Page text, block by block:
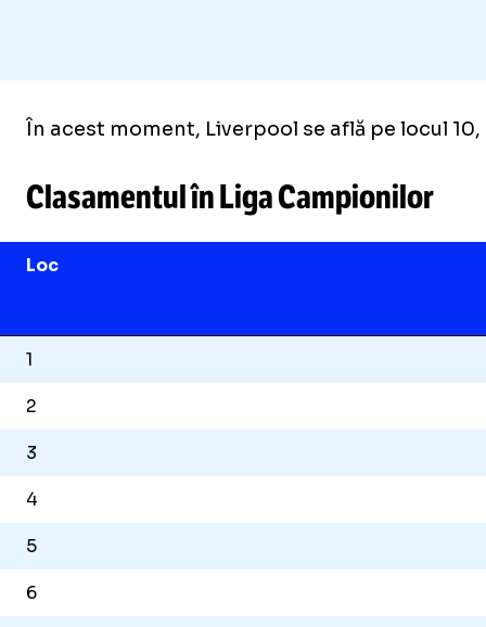
În acest moment, Liverpool se află pe locul
Clasamentul în Liga Campionilor
Loc
1
2
3
4
5
6